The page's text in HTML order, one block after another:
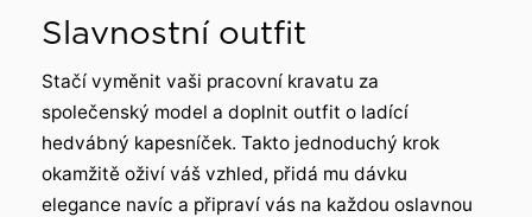
Slavnostní outfit
Stačí vyměnit vaši pracovní kravatu za
společenský model a doplnit outfit o ladící
hedvábný kapesníček. Takto jednoduchý krok
okamžitě oživí váš vzhled, přidá mu dávku
elegance navíc a připraví vás na každou oslavnou